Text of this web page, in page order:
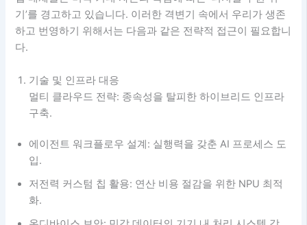
기’를 경고하고 있습니다. 이러한 격변기 속에서 우리가 생존
하고 번영하기 위해서는 다음과 같은 전략적 접근이 필요합니
다.
기술 및 인프라 대응
멀티 클라우드 전략: 종속성을 탈피한 하이브리드 인프라
구축.
에이전트 워크플로우 설계: 실행력을 갖춘 AI 프로세스 도
입.
저전력 커스텀 칩 활용: 연산 비용 절감을 위한 NPU 최적
화.